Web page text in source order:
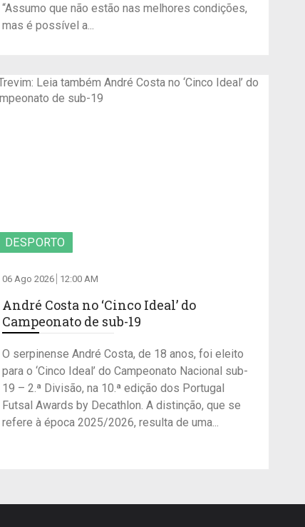
“Assumo que não estão nas melhores condições,
mas é possível a...
DESPORTO
06 Ago 2026 12:00 AM
André Costa no ‘Cinco Ideal’ do
Campeonato de sub-19
O serpinense André Costa, de 18 anos, foi eleito
para o ‘Cinco Ideal’ do Campeonato Nacional sub-
19 – 2.ª Divisão, na 10.ª edição dos Portugal
Futsal Awards by Decathlon. A distinção, que se
refere à época 2025/2026, resulta de uma...